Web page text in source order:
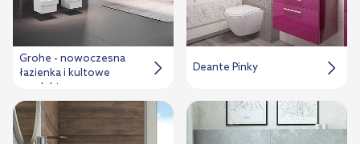
Grohe - nowoczesna
łazienka i kultowe
produkty
Deante Pinky